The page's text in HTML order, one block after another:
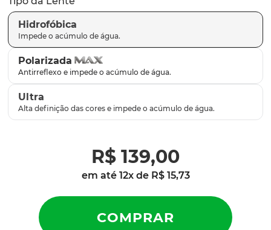
Hidrofóbica
Polarizada
Ultra
R$ 139,00
em até 12x de R$ 15,73